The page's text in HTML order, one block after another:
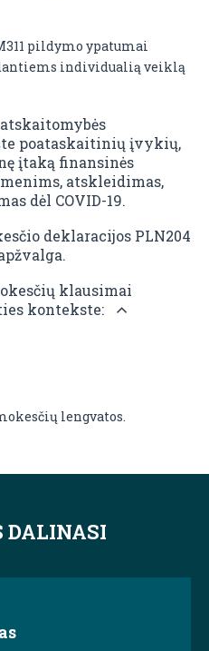
pildymo ypatumai
individualią veiklą
poataskaitinių įvykių,
įtaką finansinės
atskleidimas,
dėl COVID-19.
deklaracijos PLN204
klausimai
kontekste:
lengvatos.
DALINASI